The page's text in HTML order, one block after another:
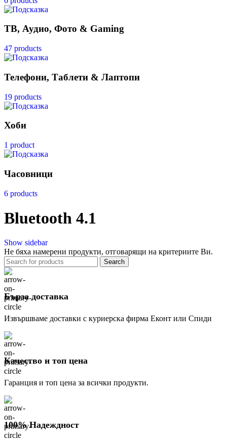
ТВ, Аудио, Фото & Gaming
47 products
Телефони, Таблети & Лаптопи
19 products
Хоби
1 product
Часовници
6 products
Bluetooth 4.1
Show sidebar
Не бяха намерени продукти, отговарящи на критериите Ви.
Search
Бърза доставка
Извършваме доставки с куриерска фирма Еконт или Спиди
Качество и топ цена
Гаранция и топ цена за всички продукти.
100% Надеждност